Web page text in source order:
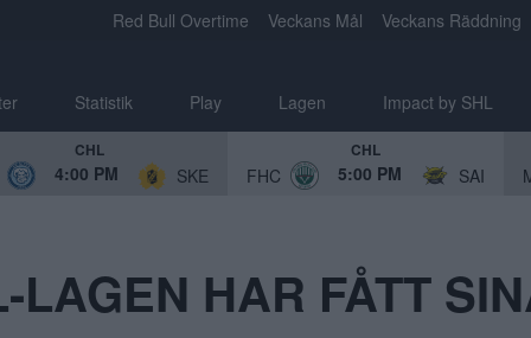
Red Bull Overtime Veckans Mål Veckans Räddning
Statistik Play Lagen Impact by SHL
CHL
4:00 PM SKE
CHL
FHC 5:00 PM SAI
HAR FÅTT